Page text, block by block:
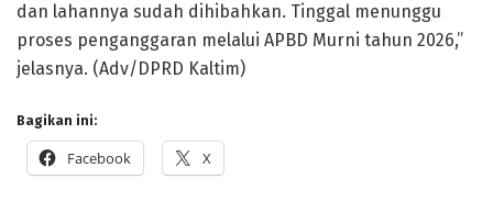
dan lahannya sudah dihibahkan. Tinggal menunggu
proses penganggaran melalui APBD Murni tahun 2026,”
jelasnya. (Adv/DPRD Kaltim)
Bagikan ini:
Facebook X